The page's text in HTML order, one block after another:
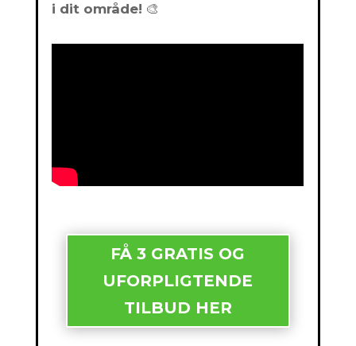
i dit område! 🎨
FÅ 3 GRATIS OG
UFORPLIGTENDE
TILBUD HER